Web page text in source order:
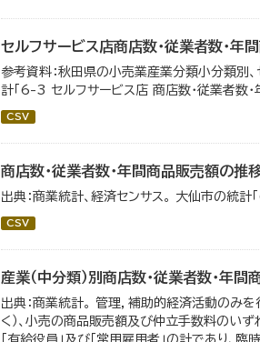
セルフサービス店商店数・従業者数・年
参考資料：秋田県の小売業産業分類小分類別
計「6-3 セルフサービス店 商店数・従業者数・
CSV
商店数・従業者数・年間商品販売額の推
出典：商業統計、経済センサス。 大仙市の統計
CSV
産業（中分類）別商店数・従業者数・年間
出典：商業統計。 管理，補助的経済活動のみ
く）、小売の商品販売額及び仲立手数料のいず
「有給役員」及び「常用雇用者」の計であり、